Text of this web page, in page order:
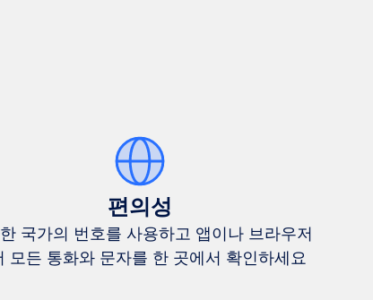
편의성
국가의 번호를 사용하고 앱이나 브라우저
모든 통화와 문자를 한 곳에서 확인하세요